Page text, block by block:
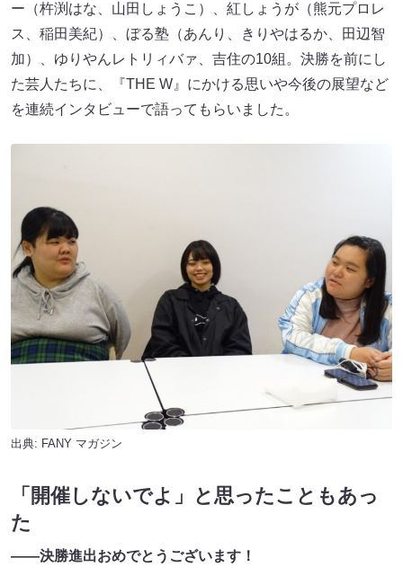
ー（杵渕はな、山田しょうこ）、紅しょうが（熊元プロレ
ス、稲田美紀）、ぼる塾（あんり、きりやはるか、田辺智
加）、ゆりやんレトリィバァ、吉住の10組。決勝を前にし
た芸人たちに、『THE W』にかける思いや今後の展望など
を連続インタビューで語ってもらいました。
出典: FANY マガジン
「開催しないでよ」と思ったこともあっ
た
――決勝進出おめでとうございます！